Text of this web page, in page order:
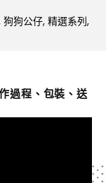
狗狗公仔, 精選系列,
過程、包裝、送